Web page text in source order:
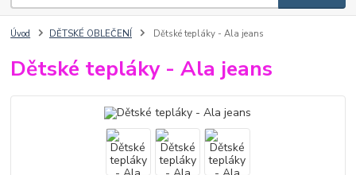
Úvod DĚTSKÉ OBLEČENÍ Dětské tepláky - Ala jeans
Dětské tepláky - Ala jeans